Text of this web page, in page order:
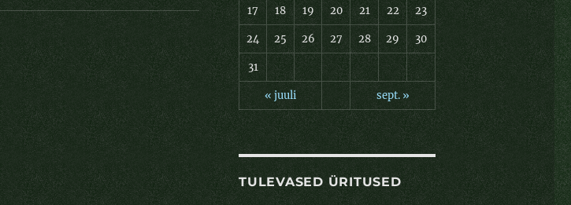
17 18 19 20 21 22 23
24 25 26 27 28 29 30
31
« juuli sept. »
TULEVASED ÜRITUSED